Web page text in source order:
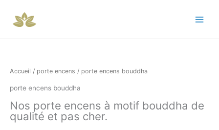
contenu
Accueil / porte encens / porte encens bouddha
porte encens bouddha
Nos porte encens à motif bouddha de
qualité et pas cher.